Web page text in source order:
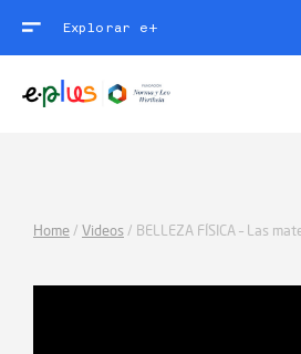
Explorar e+
Home / Videos / BELLEZA FÍSICA – Las